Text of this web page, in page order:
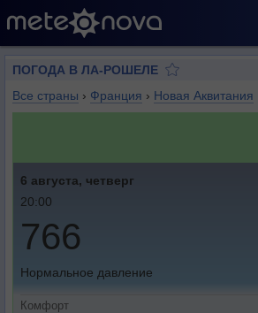
ПОГОДА В ЛА-РОШЕЛЕ
Все страны › Франция › Новая Аквитания
6 августа, четверг
20:00
766
Нормальное давление
Комфорт